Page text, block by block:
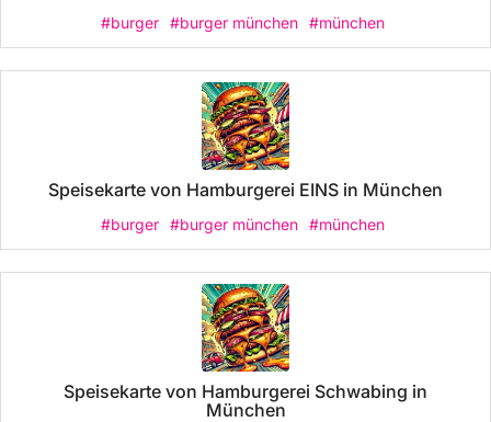
#burger #burger münchen #münchen
Speisekarte von Hamburgerei EINS in München
#burger #burger münchen #münchen
Speisekarte von Hamburgerei Schwabing in
München